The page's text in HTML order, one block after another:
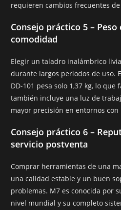
requieren cambios frecuentes
Consejo práctico 5 –
comodidad
Elegir un taladro inalámbrico
durante largos periodos de uso.
DD-101 pesa solo 1,37 kg, lo que
también incluye una luz de
mayor precisión en entornos con
Consejo práctico 6 –
servicio postventa
Comprar herramientas de una
una calidad estable y un buen
problemas. M7 es conocida por
nivel mundial y su completo